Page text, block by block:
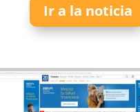
Ir a la noticia